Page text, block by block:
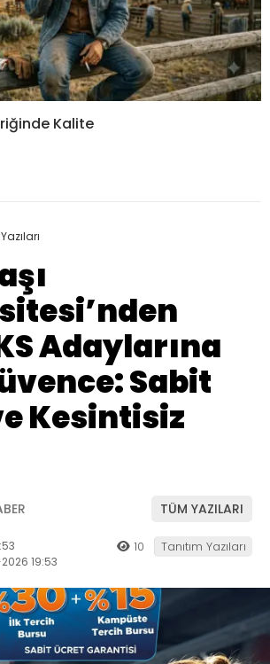
Kalite
Adaylarına
Sabit
Kesintisiz
TÜM YAZILARI
19:53
10 Tanıtım Yazıları